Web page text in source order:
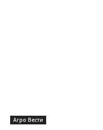
Агро Вести